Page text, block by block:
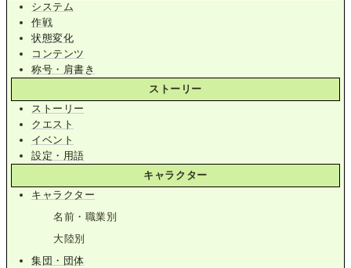
システム
作戦
状態変化
コンテンツ
称号・肩書き
ストーリー
ストーリー
クエスト
イベント
設定・用語
キャラクター
キャラクター
名前・職業別
大陸別
集団・団体